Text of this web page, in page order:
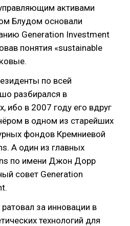
активами
Блудом основали
Generation Investment
понятия «sustainable
по всей
разбирался в
ибо в 2007 году его вдруг
в одном из старейших
фондов Кремниевой
А один из главных
по имени Джон Дорр
совет Generation
за инновации в
технологий для